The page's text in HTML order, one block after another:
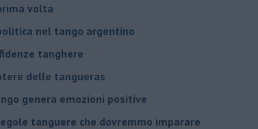
volta
nel tango argentino
tanghere
delle tangueras
genera emozioni positive
tanguere che dovremmo imparare